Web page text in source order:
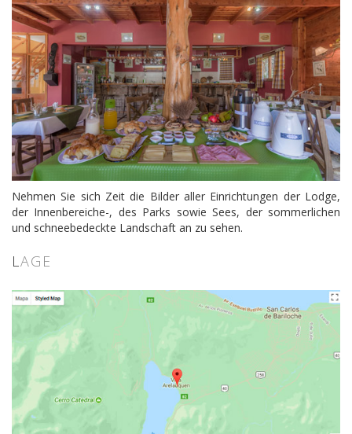
Nehmen Sie sich Zeit die Bilder aller Einrichtungen der Lodge,
der Innenbereiche-, des Parks sowie Sees, der sommerlichen
und schneebedeckte Landschaft an zu sehen.
LAGE